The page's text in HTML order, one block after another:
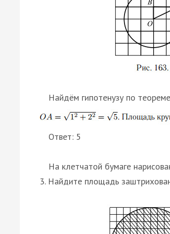
Найдём гипотенузу по
Ответ: 5
На клетчатой бумаге
3. Найдите площадь